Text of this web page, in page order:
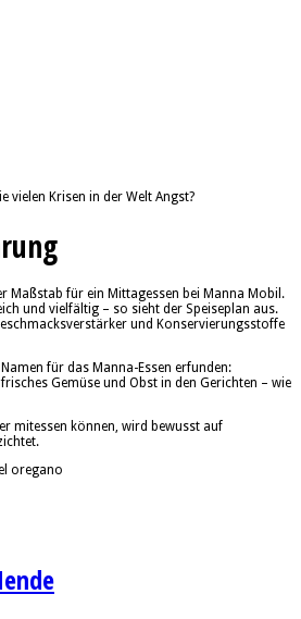
vielen Krisen in der Welt Angst?
Maßstab für ein Mittagessen bei Manna Mobil.
und vielfältig – so sieht der Speiseplan aus.
und Konservierungsstoffe
für das Manna-Essen erfunden:
Gemüse und Obst in den Gerichten – wie
mitessen können, wird bewusst auf